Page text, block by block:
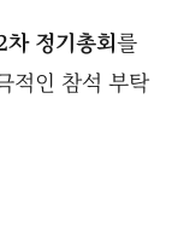
정기총회 를
적인 참석 부탁